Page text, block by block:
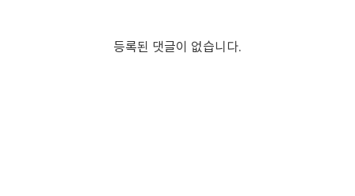
등록된 댓글이 없습니다.